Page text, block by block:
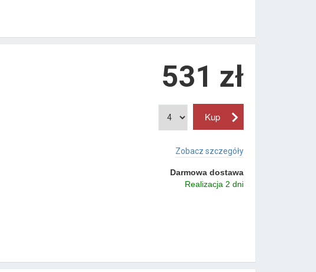
531 zł
Zobacz szczegóły
Darmowa dostawa
Realizacja 2 dni